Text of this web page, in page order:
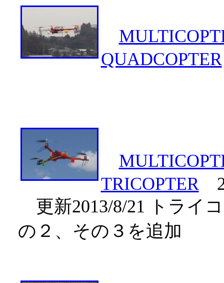
QUADCOPTER
TRICOPTER
更新2013/8/21 トライ
の２、その３を追加